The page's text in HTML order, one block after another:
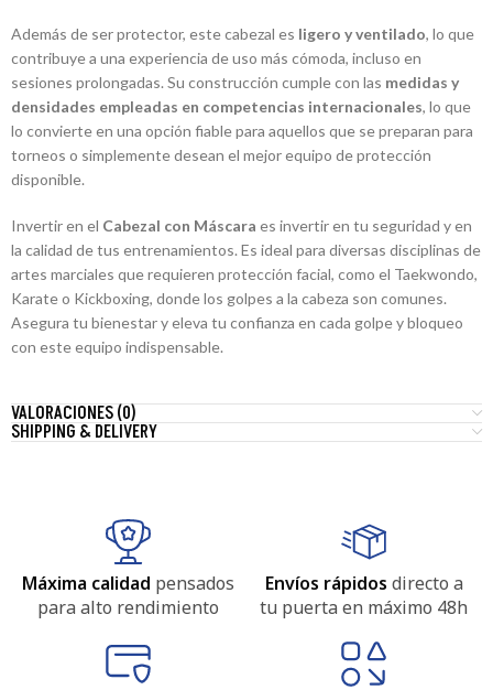
Además de ser protector, este cabezal es ligero y ventilado, lo que
contribuye a una experiencia de uso más cómoda, incluso en
sesiones prolongadas. Su construcción cumple con las medidas y
densidades empleadas en competencias internacionales, lo que
lo convierte en una opción fiable para aquellos que se preparan para
torneos o simplemente desean el mejor equipo de protección
disponible.
Invertir en el Cabezal con Máscara es invertir en tu seguridad y en
la calidad de tus entrenamientos. Es ideal para diversas disciplinas de
artes marciales que requieren protección facial, como el Taekwondo,
Karate o Kickboxing, donde los golpes a la cabeza son comunes.
Asegura tu bienestar y eleva tu confianza en cada golpe y bloqueo
con este equipo indispensable.
VALORACIONES (0)
SHIPPING & DELIVERY
Máxima calidad pensados
para alto rendimiento
Envíos rápidos directo a
tu puerta en máximo 48h